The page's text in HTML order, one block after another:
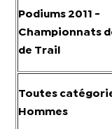
Podiums 2011 -
Championnats
de Trail
Toutes
Hommes